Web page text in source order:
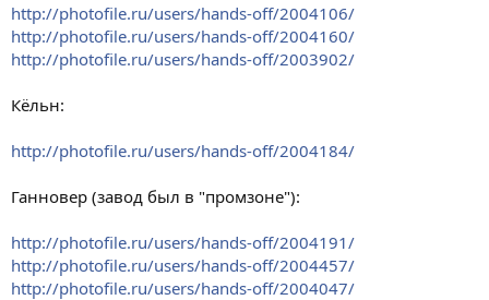
http://photofile.ru/users/hands-off/2004106/
http://photofile.ru/users/hands-off/2004160/
http://photofile.ru/users/hands-off/2003902/
Кёльн:
http://photofile.ru/users/hands-off/2004184/
Ганновер (завод был в "промзоне"):
http://photofile.ru/users/hands-off/2004191/
http://photofile.ru/users/hands-off/2004457/
http://photofile.ru/users/hands-off/2004047/